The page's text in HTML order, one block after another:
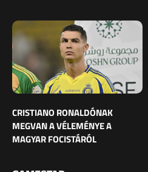
CRISTIANO RONALDÓNAK
MEGVAN A VÉLEMÉNYE A
MAGYAR FOCISTÁRÓL